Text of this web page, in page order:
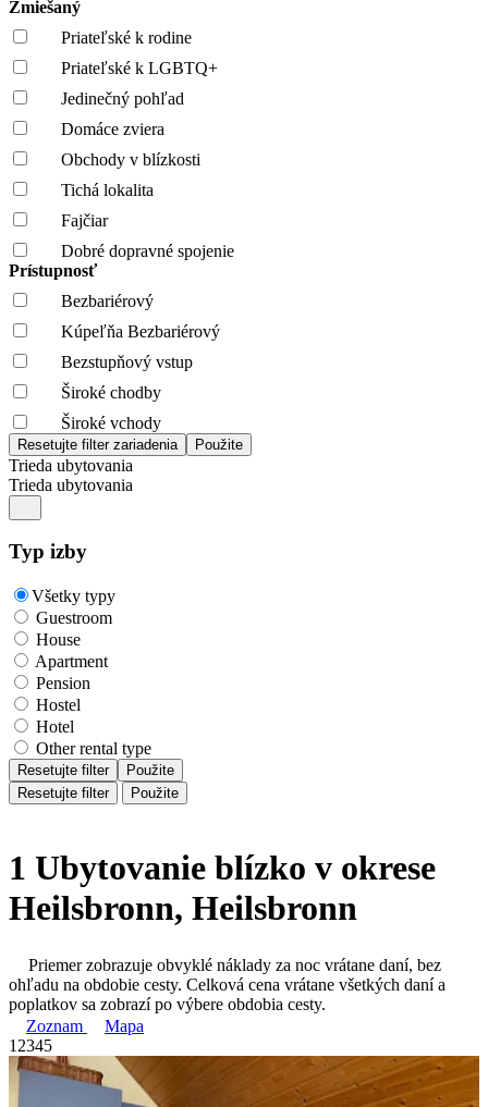
Zmiešaný
Priateľské k rodine
Priateľské k LGBTQ+
Jedinečný pohľad
Domáce zviera
Obchody v blízkosti
Tichá lokalita
Fajčiar
Dobré dopravné spojenie
Prístupnosť
Bezbariérový
Kúpeľňa Bezbariérový
Bezstupňový vstup
Široké chodby
Široké vchody
Trieda ubytovania
Trieda ubytovania
Typ izby
Všetky typy
Guestroom
House
Apartment
Pension
Hostel
Hotel
Other rental type
Resetujte filter
Použite
Resetujte filter
Použite
1 Ubytovanie blízko v okrese
Heilsbronn, Heilsbronn
Priemer zobrazuje obvyklé náklady za noc vrátane daní, bez
ohľadu na obdobie cesty. Celková cena vrátane všetkých daní a
poplatkov sa zobrazí po výbere obdobia cesty.
Zoznam
Mapa
1 2345